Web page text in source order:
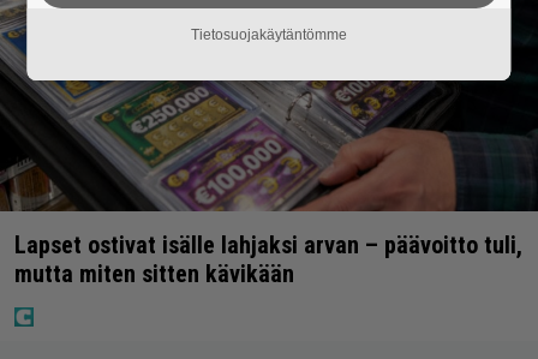
Lapset ostivat isälle lahjaksi arvan – päävoitto tuli,
mutta miten sitten kävikään
Tietosuojakäytäntömme